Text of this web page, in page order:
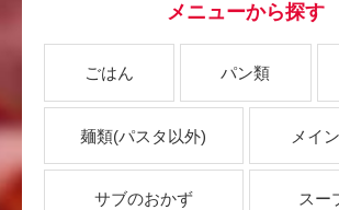
メニューから探す
ごはん パン類
麺類(パスタ以外) メイ
サブのおかず スー